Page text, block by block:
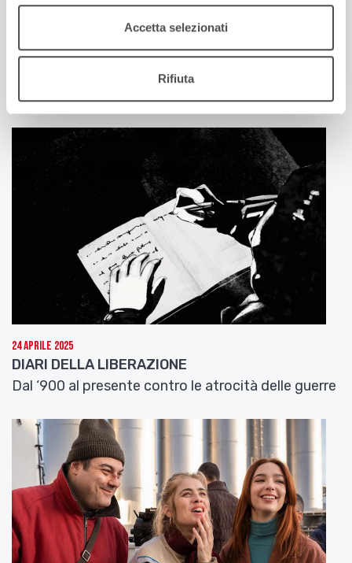
Accetta selezionati
Rifiuta
LUCA MARINELLI E IL SUO PATERNAL LEAVE
L'attore ci parla del film di Alissa Jung, che sta
24 Aprile 2025
DIARI DELLA LIBERAZIONE
Dal ‘900 al presente contro le atrocità delle guerre